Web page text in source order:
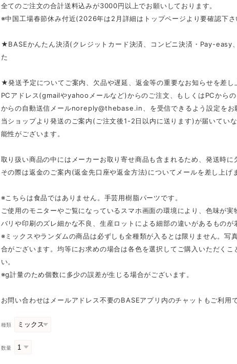
全てのご注文の合計送料込みが3000円以上でお願いしております。
※中国工場春節休み付近(2026年は2月詳細はトップページより要確認下
★BASEかんたん決済(クレジットカード決済、コンビニ決済・Pay-easy
た
★発送予定についてご案内、欠品や遅延、返金等の重要なお知らせを差し
PCアドレス(gmailやyahooメールなど)からのご注文、もしくはPCから
からの自動送信メールnoreply@thebase.in
、を受信できるよう設定を
当ショップより発送のご案内(ご注文後1-2日以内に送ります)が届いてい
能性がございます。
取り扱い商品の中にはメーカーお取り寄せ商品も含まれるため、発送時に
その際は返金のご案内(返金先口座や返金方法)についてメールを差し上げ
※こちらは食品ではありません。手芸用樹脂パーツです。
ご使用のモニターやご覧になっているスマホ画面の環境により、色味が
バリや印刷のズレ細かな不良、生産ロットによる細部の違いがあるものが
※ミックスやランダムの商品は必ずしも全種類が入るとは限りません。写
合がございます。均等にお求めの場合は各色を選択してご購入いただく
い。
※g計量のため個数に多少の誤差が生じる場合がございます。
お問い合わせはメールアドレス不要のBASEアプリ内のチャットもご利用
種類
数量